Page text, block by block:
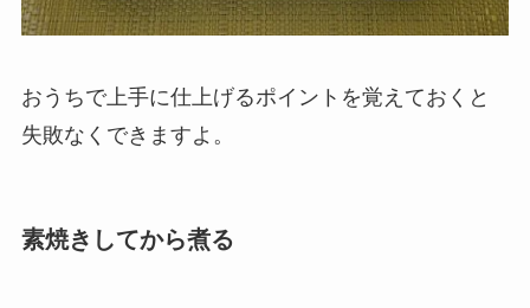
おうちで上手に仕上げるポイントを覚えておくと
失敗なくできますよ。
素焼きしてから煮る